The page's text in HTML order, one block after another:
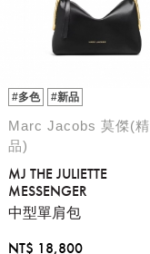
#多色 #新品
Marc Jacobs 莫傑(精
品)
MJ THE JULIETTE
MESSENGER
中型單肩包
NT$ 18,800